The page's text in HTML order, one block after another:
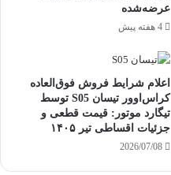
عرضه‌شده
4 هفته پیش
اعلام شرایط فروش فوق‌العاده
کراس‌اوور تیسان S05 توسط
تیگارد موتور: قیمت قطعی و
جزئیات اقساطی تیر ۱۴۰۵
2026/07/08